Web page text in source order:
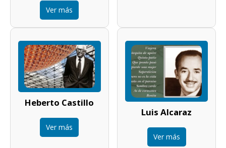
Ver más
Heberto Castillo
Ver más
Luis Alcaraz
Ver más